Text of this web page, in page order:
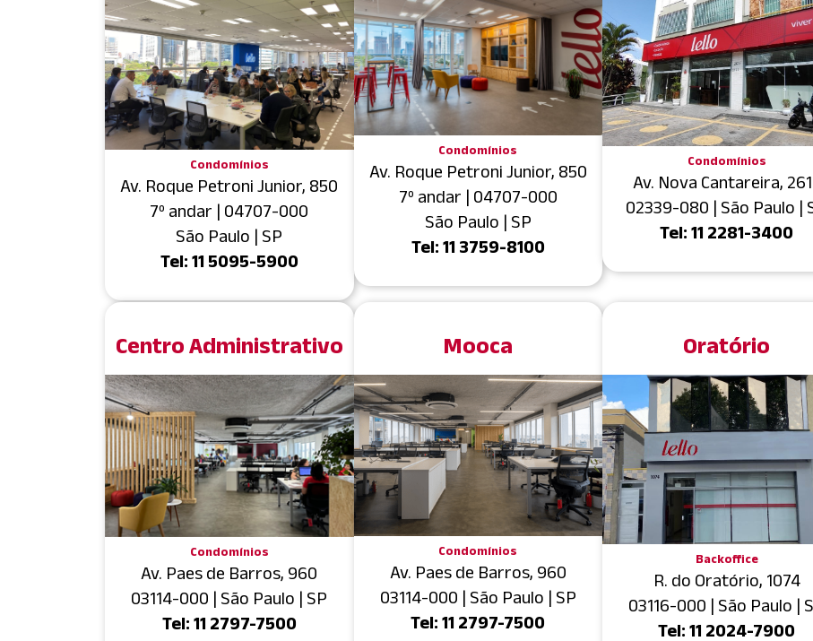
Condomínios
Av. Roque Petroni Junior, 850
7º andar | 04707-000
São Paulo | SP
Tel: 11 5095-5900
Condomínios
Av. Roque Petroni Junior, 850
7º andar | 04707-000
São Paulo | SP
Tel: 11 3759-8100
Condomínios
Av. Nova Cantareira,
02339-080 | São Paulo |
Tel: 11 2281-3400
Centro Administrativo
Condomínios
Av. Paes de Barros, 960
03114-000 | São Paulo | SP
Tel: 11 2797-7500
Mooca
Condomínios
Av. Paes de Barros, 960
03114-000 | São Paulo | SP
Tel: 11 2797-7500
Oratório
Backoffice
R. do Oratório, 1074
03116-000 | São Paulo |
Tel: 11 2024-7900